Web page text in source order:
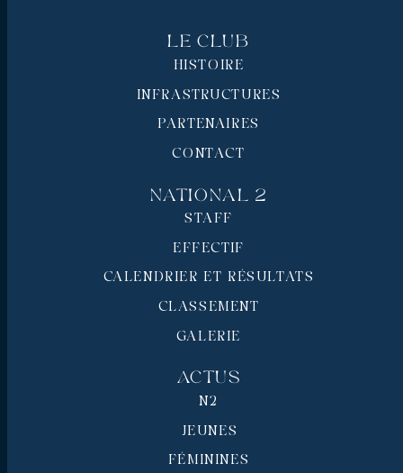
Le Club
HISTOIRE
INFRASTRUCTURES
PARTENAIRES
CONTACT
National 2
STAFF
EFFECTIF
CALENDRIER ET RÉSULTATS
CLASSEMENT
GALERIE
Actus
N2
JEUNES
FÉMININES